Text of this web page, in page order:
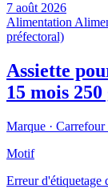
7 août 2026
Alimentation
préfectoral)
Assiette
15 mois 250
Marque ·
Motif
Erreur d'étiquetage